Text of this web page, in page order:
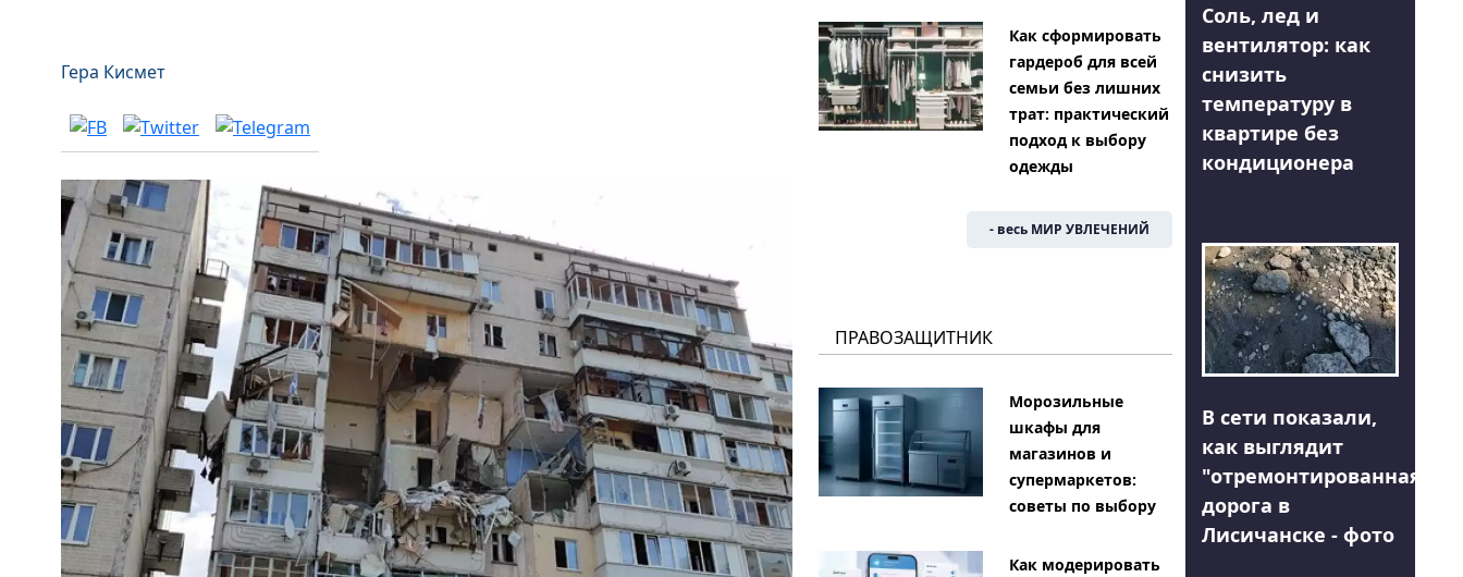
Гера Кисмет
Как сформировать
гардероб для всей
семьи без лишних
трат: практический
подход к выбору
одежды
- весь МИР УВЛЕЧЕНИЙ
ПРАВОЗАЩИТНИК
Морозильные
шкафы для
магазинов и
супермаркетов:
советы по выбору
Как модерировать
Соль, лед и
вентилятор: как
снизить
температуру в
квартире без
кондиционера
В сети показали,
как выглядит
"отремонтированная"
дорога в
Лисичанске - фото